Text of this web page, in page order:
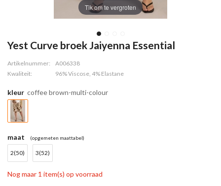
Tik om te vergroten
Yest Curve broek Jaiyenna Essential
Artikelnummer:
A006338
Kwaliteit:
96% Viscose, 4% Elastane
kleur coffee brown-multi-colour
maat (opgemeten maattabel)
2(50) 3(52)
Nog maar 1 item(s) op voorraad